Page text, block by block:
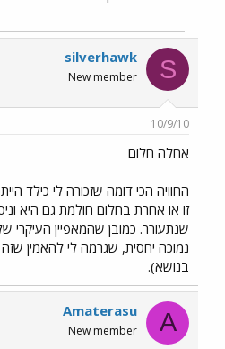
S
silverhawk
New member
10/9/10
אחלה חלום
החוויה הכי דומה שזכורה לי כילד
זו או אחרת בחלום חולמת גם היא
שנתעורר. כמובן שהמאפיין העיקרי
נמוכה יחסית, שגרמה לי להאמין
בנושא).
A
Amaterasu
New member